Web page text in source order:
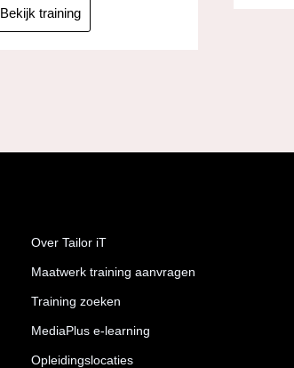
Bekijk training
Over Tailor iT
Maatwerk training aanvragen
Training zoeken
MediaPlus e-learning
Opleidingslocaties